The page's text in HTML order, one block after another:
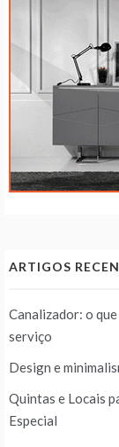
ARTIGOS
Canalizador: o
serviço
Design e
Quintas e Locais
Especial